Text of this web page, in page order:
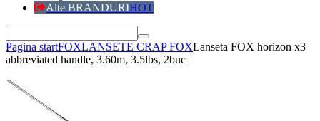
Alte BRANDURIHOT
Pagina startFOXLANSETE CRAP FOXLanseta FOX horizon x3
abbreviated handle, 3.60m, 3.5lbs, 2buc